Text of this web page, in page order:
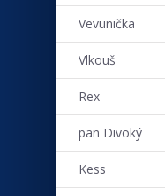
Vevunička
Vlkouš
Rex
pan Divoký
Kess